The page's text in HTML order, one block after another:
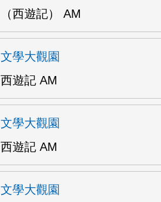
（西遊記） AM
文學大觀園
西遊記 AM
文學大觀園
西遊記 AM
文學大觀園